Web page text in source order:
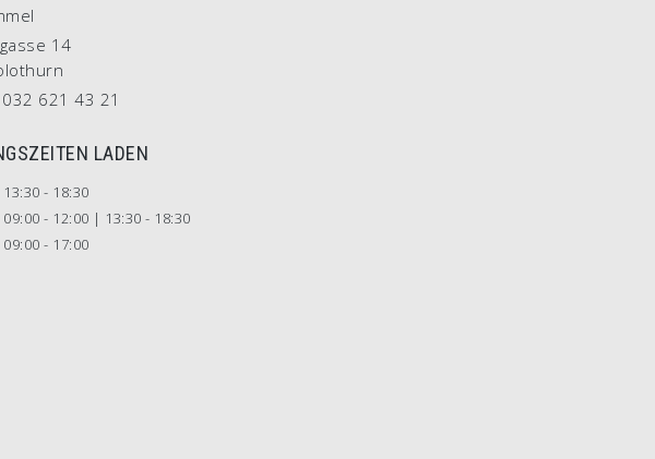
14
621 43 21
LADEN
13:30 - 18:30
09:00 - 12:00 | 13:30 - 18:30
09:00 - 17:00